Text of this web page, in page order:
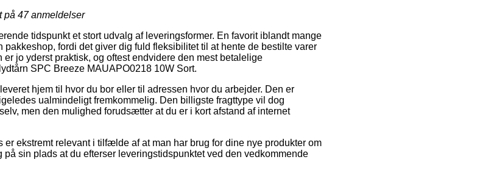
på 47anmeldelser
tidspunkt et stort udvalg af leveringsformer. En favorit iblandt mange
pakkeshop, fordi det giver dig fuld fleksibilitet til at hente de bestilte varer
jo yderst praktisk, og oftest endvidere den mest betalelige
SPC Breeze MAUAPO0218 10W Sort.
hjem til hvor du bor eller til adressen hvor du arbejder. Den er
ualmindeligt fremkommelig. Den billigste fragttype vil dog
men den mulighed forudsætter at du er i kort afstand af internet
er ekstremt relevant i tilfælde af at man har brug for dine nye produkter om
på sin plads at du efterser leveringstidspunktet ved den vedkommende